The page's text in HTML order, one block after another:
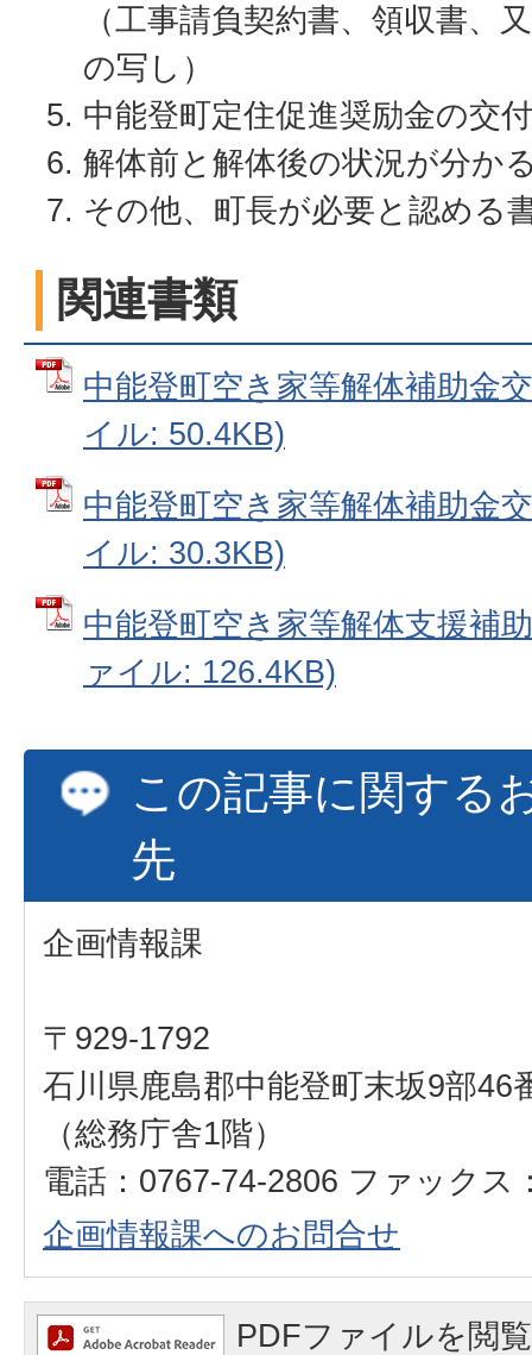
（工事請負契約書、領収書、
の写し）
中能登町定住促進奨励金の交
解体前と解体後の状況が分か
その他、町長が必要と認める
関連書類
中能登町空き家等解体補助金
イル: 50.4KB)
中能登町空き家等解体補助金
イル: 30.3KB)
中能登町空き家等解体支援補
ァイル: 126.4KB)
この記事に関する
先
企画情報課
〒929-1792
石川県鹿島郡中能登町末坂9部46
（総務庁舎1階）
電話：0767-74-2806 ファックス
企画情報課へのお問合せ
PDFファイルを閲